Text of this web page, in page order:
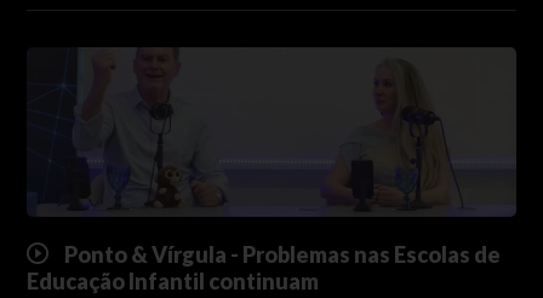
Ponto & Vírgula - Problemas nas Escolas de
Educação Infantil continuam